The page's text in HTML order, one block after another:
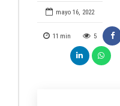
mayo 16, 2022
11 min 5